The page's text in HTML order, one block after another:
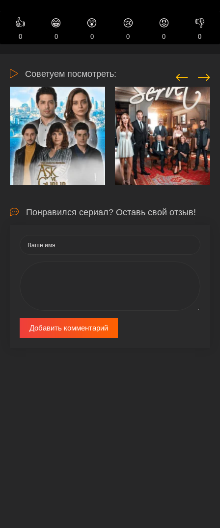
👍
0
😁
0
😲
0
😢
0
😡
0
👎
0
Советуем посмотреть:
Понравился сериал? Оставь свой отзыв!
Добавить комментарий